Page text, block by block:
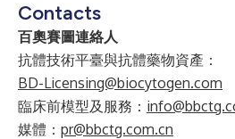
Contacts
百奧賽圖連絡人
抗體技術平臺與抗體藥物資產：
BD-Licensing@biocytogen.com
臨床前模型及服務：
媒體： pr@bbctg.com.cn